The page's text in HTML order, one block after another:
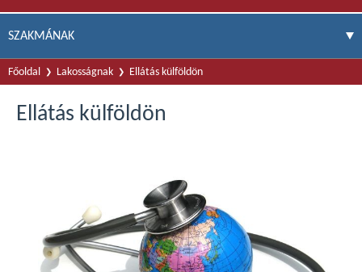
SZAKMÁNAK
Főoldal Lakosságnak Ellátás külföldön
Ellátás külföldön